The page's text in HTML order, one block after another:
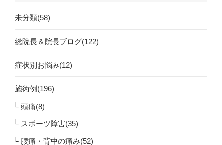
未分類(58)
総院長＆院長ブログ(122)
症状別お悩み(12)
施術例(196)
頭痛(8)
スポーツ障害(35)
腰痛・背中の痛み(52)